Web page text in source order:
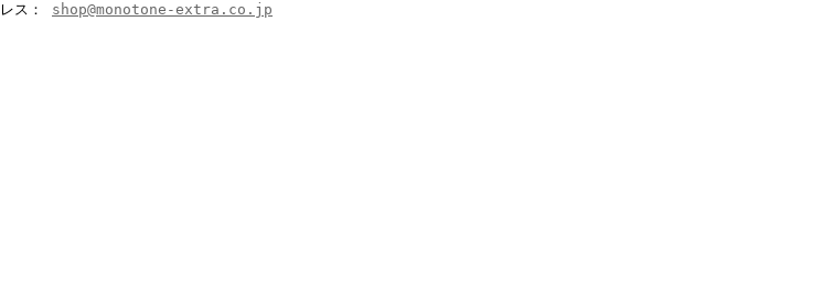
ス： shop@monotone-extra.co.jp